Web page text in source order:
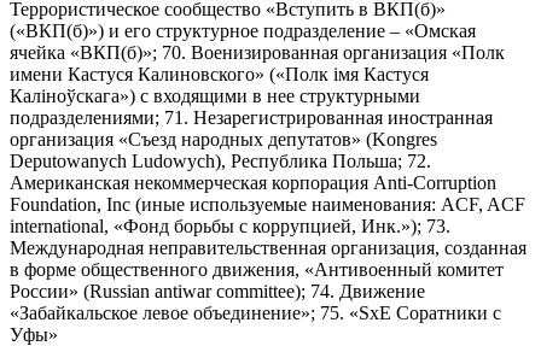
Террористическое сообщество «Вступить в ВКП(б)»
(«ВКП(б)») и его структурное подразделение – «Омская
ячейка «ВКП(б)»; 70. Военизированная организация «Полк
имени Кастуся Калиновского» («Полк iмя Кастуся
Калiноўскага») с входящими в нее структурными
подразделениями; 71. Незарегистрированная иностранная
организация «Съезд народных депутатов» (Kongres
Deputowanych Ludowych), Республика Польша; 72.
Американская некоммерческая корпорация Anti-Corruption
Foundation, Inc (иные используемые наименования: ACF, ACF
international, «Фонд борьбы с коррупцией, Инк.»); 73.
Международная неправительственная организация, созданная
в форме общественного движения, «Антивоенный комитет
России» (Russian antiwar committee); 74. Движение
«Забайкальское левое объединение»; 75. «SxE Соратники с
Уфы»